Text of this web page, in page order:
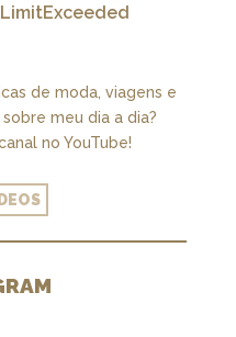
de moda, viagens e
meu dia a dia?
no YouTube!